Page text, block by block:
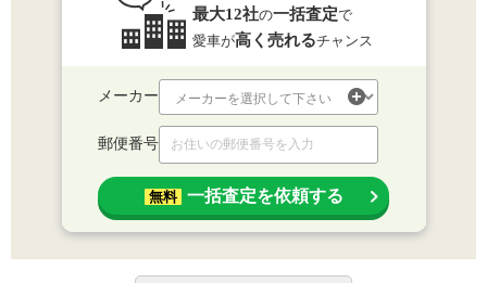
最大12社の一括査定で
愛車が高く売れるチャンス
メーカー
郵便番号
無料 一括査定を依頼する